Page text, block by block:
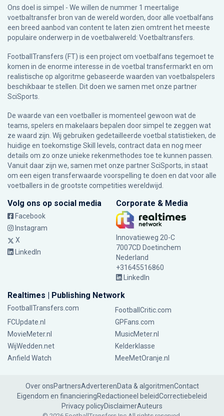
Ons doel is simpel - We willen de nummer 1 meertalige
voetbaltransfer bron van de wereld worden, door alle voetbalfans
een breed aanbod van content te laten zien omtrent het meeste
populaire onderwerp in de voetbalwereld: Voetbaltransfers.
FootballTransfers (FT) is een project om voetbalfans tegemoet te
komen in de enorme interesse in de voetbal transfermarkt en om
realistische op algoritme gebaseerde waarden van voetbalspelers
beschikbaar te stellen. Dit doen we samen met onze partner
SciSports
De waarde van een voetballer is momenteel gewoon wat de
teams, spelers en makelaars bepalen door simpel te zeggen wat
ze waard zijn. Wij gebruiken gedetailleerde voetbal statistieken, de
huidige en toekomstige Skill levels, contract data en nog meer
details om zo onze unieke rekenmethodes toe te kunnen passen.
Vanuit daar zijn we, samen met onze partner SciSports, in staat
om een eigen transferwaarde voorspelling te doen en dat voor alle
voetballers in de grootste competities wereldwijd.
Volg ons op social media
Facebook
Instagram
X
LinkedIn
Corporate & Media
Innovatieweg 20-C
7007CD Doetinchem
Nederland
+31645516860
LinkedIn
Realtimes | Publishing Network
FootballTransfers.com
FootballCritic.com
FCUpdate.nl
GPFans.com
MovieMeter.nl
MusicMeter.nl
WijWedden.net
Kelderklasse
Anfield Watch
MeeMetOranje.nl
Over onsPartnersAdverterenData & algoritmenContact
Eigendom en financieringRedactioneel beleidCorrectiebeleid
Privacy policyDisclaimerAuteurs